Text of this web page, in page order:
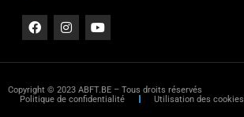
Copyright © 2023 ABFT.BE – Tous droits réservés
Politique de confidentialité
Utilisation des cookies